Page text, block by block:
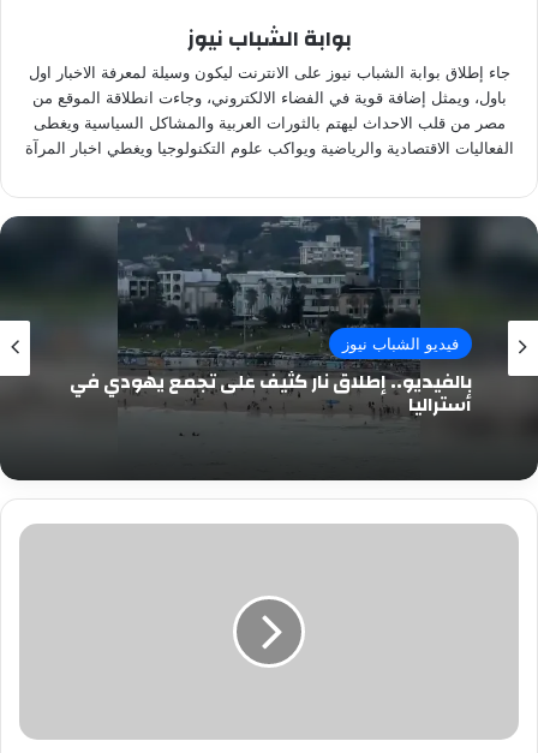
بوابة الشباب نيوز
جاء إطلاق بوابة الشباب نيوز على الانترنت ليكون وسيلة لمعرفة الاخبار اول
باول، ويمثل إضافة قوية في الفضاء الالكتروني، وجاءت انطلاقة الموقع من
مصر من قلب الاحداث ليهتم بالثورات العربية والمشاكل السياسية ويغطى
الفعاليات الاقتصادية والرياضية ويواكب علوم التكنولوجيا ويغطي اخبار المرآة
فيديو الشباب نيوز
بالفيديو.. إطلاق نار كثيف على تجمع يهودي في
أستراليا
طالبة